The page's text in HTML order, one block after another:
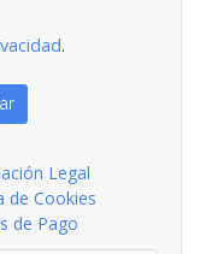
.
Legal
de Cookies
de Pago